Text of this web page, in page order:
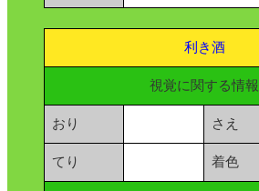
利き酒
視覚に関する情報
おり さえ
てり 着色